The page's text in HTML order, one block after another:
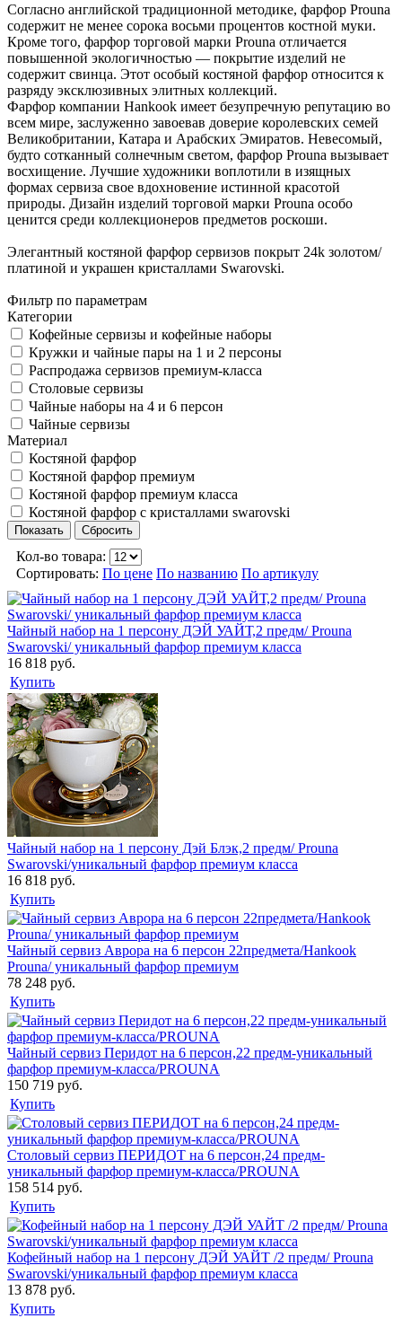
Согласно английской традиционной методике, фарфор Prouna
содержит не менее сорока восьми процентов костной муки.
Кроме того, фарфор торговой марки Prouna отличается
повышенной экологичностью — покрытие изделий не
содержит свинца. Этот особый костяной фарфор относится к
разряду эксклюзивных элитных коллекций.
Фарфор компании Hankook имеет безупречную репутацию во
всем мире, заслуженно завоевав доверие королевских семей
Великобритании, Катара и Арабских Эмиратов. Невесомый,
будто сотканный солнечным светом, фарфор Prouna вызывает
восхищение. Лучшие художники воплотили в изящных
формах сервиза свое вдохновение истинной красотой
природы. Дизайн изделий торговой марки Prouna особо
ценится среди коллекционеров предметов роскоши.
Элегантный костяной фарфор сервизов покрыт 24k золотом/
платиной и украшен кристаллами Swarovski.
Фильтр по параметрам
Категории
Кофейные сервизы и кофейные наборы
Кружки и чайные пары на 1 и 2 персоны
Распродажа сервизов премиум-класса
Столовые сервизы
Чайные наборы на 4 и 6 персон
Чайные сервизы
Материал
Костяной фарфор
Костяной фарфор премиум
Костяной фарфор премиум класса
Костяной фарфор с кристаллами swarovski
Кол-во товара:
Сортировать: По цене По названию По артикулу
Чайный набор на 1 персону ДЭЙ УАЙТ,2 предм/ Prouna
Swarovski/ уникальный фарфор премиум класса
16 818 руб.
Купить
Чайный набор на 1 персону Дэй Блэк,2 предм/ Prouna
Swarovski/уникальный фарфор премиум класса
16 818 руб.
Купить
Чайный сервиз Аврора на 6 персон 22предмета/Hankook
Prouna/ уникальный фарфор премиум
78 248 руб.
Купить
Чайный сервиз Перидот на 6 персон,22 предм-уникальный
фарфор премиум-класса/PROUNA
150 719 руб.
Купить
Столовый сервиз ПЕРИДОТ на 6 персон,24 предм-
уникальный фарфор премиум-класса/PROUNA
158 514 руб.
Купить
Кофейный набор на 1 персону ДЭЙ УАЙТ /2 предм/ Prouna
Swarovski/уникальный фарфор премиум класса
13 878 руб.
Купить